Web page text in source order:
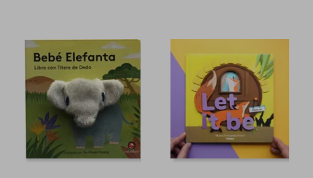
40%
dcto.
S/ 103,06
S/ 61,84
10%
dcto. S/